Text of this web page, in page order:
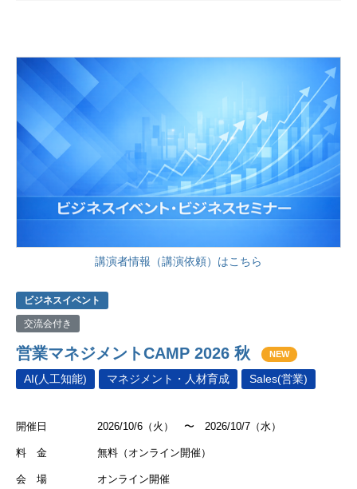
講演者情報（講演依頼）はこちら
ビジネスイベント
交流会付き
営業マネジメントCAMP 2026 秋 NEW
AI(人工知能) マネジメント・人材育成 Sales(営業)
開催日 2026/10/6（火） 〜 2026/10/7（水）
料 金 無料（オンライン開催）
会 場 オンライン開催